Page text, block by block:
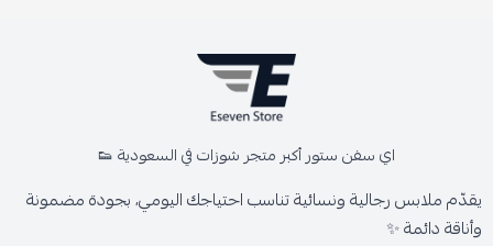
اي سفن ستور أكبر متجر شوزات في السعودية 👟
يقدّم ملابس رجالية ونسائية تناسب احتياجك اليومي، بجودة مضمونة
وأناقة دائمة ✨